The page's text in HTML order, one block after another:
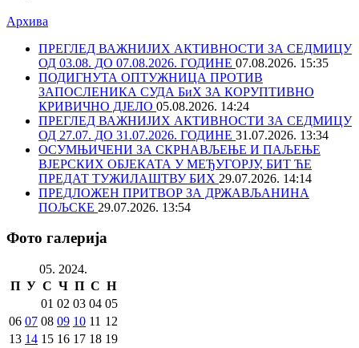
Архива
ПРЕГЛЕД ВАЖНИЈИХ АКТИВНОСТИ ЗА СЕДМИЦУ
ОД 03.08. ДО 07.08.2026. ГОДИНЕ 07.08.2026. 15:35
ПОДИГНУТА ОПТУЖНИЦА ПРОТИВ
ЗАПОСЛЕНИКА СУДА БиХ ЗА КОРУПТИВНО
КРИВИЧНО ДЈЕЛО 05.08.2026. 14:24
ПРЕГЛЕД ВАЖНИЈИХ АКТИВНОСТИ ЗА СЕДМИЦУ
ОД 27.07. ДО 31.07.2026. ГОДИНЕ 31.07.2026. 13:34
ОСУМЊИЧЕНИ ЗА СКРНАВЉЕЊЕ И ПАЉЕЊЕ
ВЈЕРСКИХ ОБЈЕКАТА У МЕЂУГОРЈУ, БИТ ЋЕ
ПРЕДАТ ТУЖИЛАШТВУ БИХ 29.07.2026. 14:14
ПРЕДЛОЖЕН ПРИТВОР ЗА ДРЖАВЉАНИНА
ПОЉСКЕ 29.07.2026. 13:54
Фото галерија
05. 2024.
П У С Ч П С Н
01 02 03 04 05
06 07 08 09 10 11 12
13 14 15 16 17 18 19